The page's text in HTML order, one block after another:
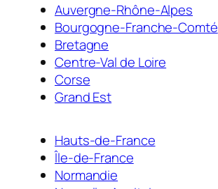
Auvergne-Rhône-Alpes
Bourgogne-Franche-Comté
Bretagne
Centre-Val de Loire
Corse
Grand Est
Hauts-de-France
Île-de-France
Normandie